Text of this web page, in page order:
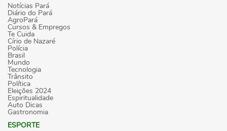
Notícias Pará
Diário do Pará
AgroPará
Cursos & Empregos
Te Cuida
Círio de Nazaré
Polícia
Brasil
Mundo
Tecnologia
Trânsito
Política
Eleições 2024
Espiritualidade
Auto Dicas
Gastronomia
ESPORTE